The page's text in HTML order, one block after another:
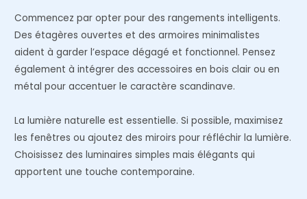
Commencez par opter pour des rangements intelligents.
Des étagères ouvertes et des armoires minimalistes
aident à garder l’espace dégagé et fonctionnel. Pensez
également à intégrer des accessoires en bois clair ou en
métal pour accentuer le caractère scandinave.
La lumière naturelle est essentielle. Si possible, maximisez
les fenêtres ou ajoutez des miroirs pour réfléchir la lumière.
Choisissez des luminaires simples mais élégants qui
apportent une touche contemporaine.